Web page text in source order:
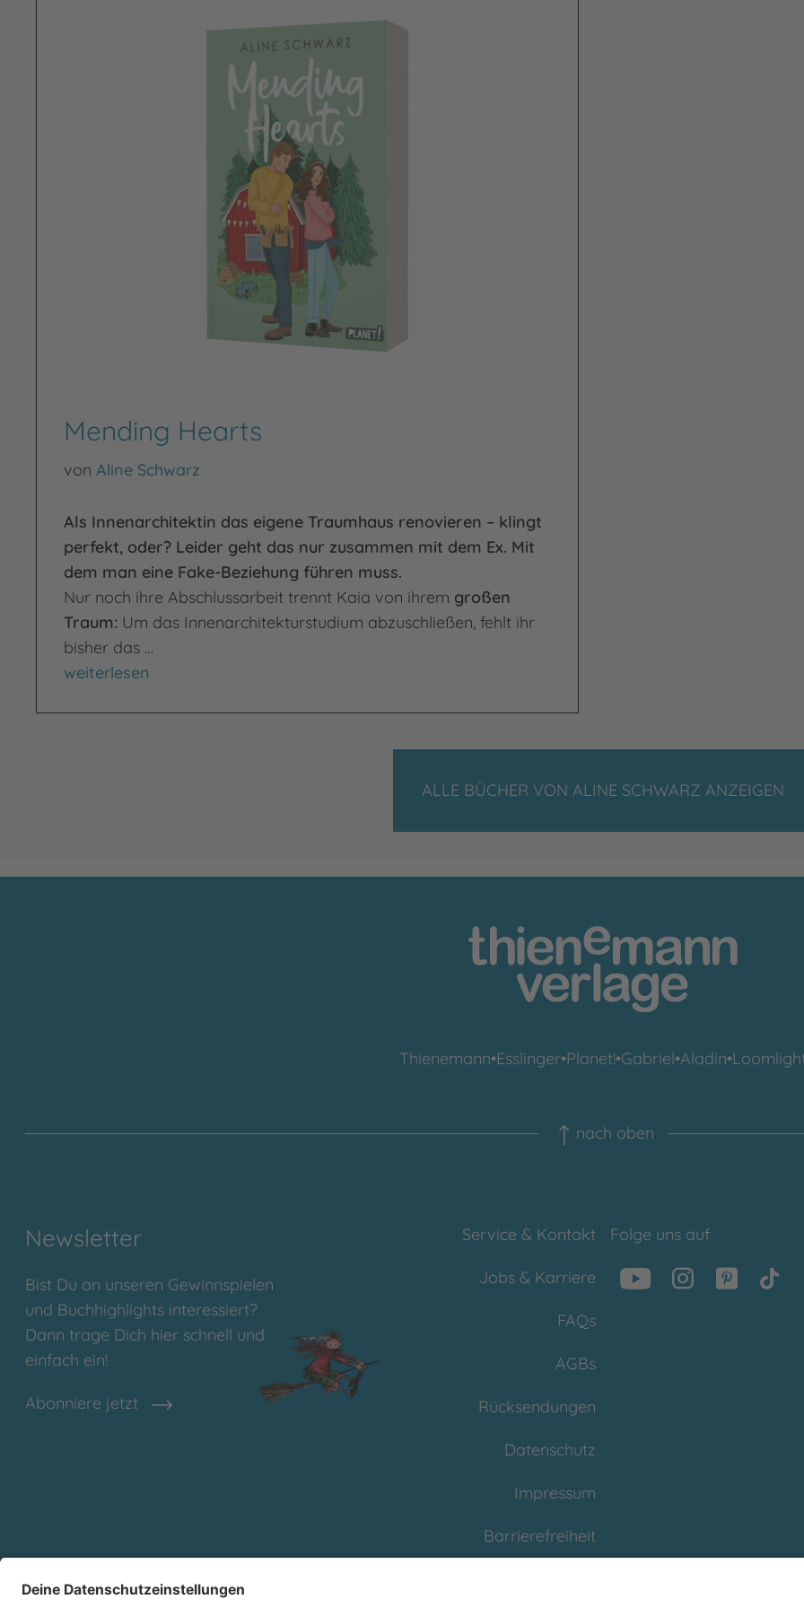
Mending Hearts
von Aline Schwarz
Als Innenarchitektin das eigene Traumhaus renovieren – klingt
perfekt, oder? Leider geht das nur zusammen mit dem Ex. Mit
dem man eine Fake-Beziehung führen muss.
Nur noch ihre Abschlussarbeit trennt Kaia von ihrem großen
Traum: Um das Innenarchitekturstudium abzuschließen, fehlt ihr
bisher das …
Mending Hearts
weiterlesen
ALLE BÜCHER VON ALINE SCHWARZ ANZEIGEN
Thienemann•Esslinger•Planet!•Gabriel•Aladin•
nach oben
Newsletter
Bist Du an unseren Gewinnspielen
und Buchhighlights interessiert?
Dann trage Dich hier schnell und
einfach ein!
Abonniere jetzt
Service & Kontakt
Jobs & Karriere
FAQs
AGBs
Rücksendungen
Datenschutz
Impressum
Barrierefreiheit
Folge uns auf